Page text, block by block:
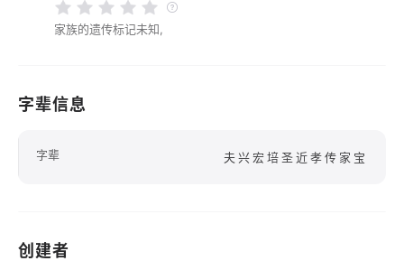
家族的遗传标记未知,
字辈信息
字辈 夫兴宏培圣近孝传家宝
创建者